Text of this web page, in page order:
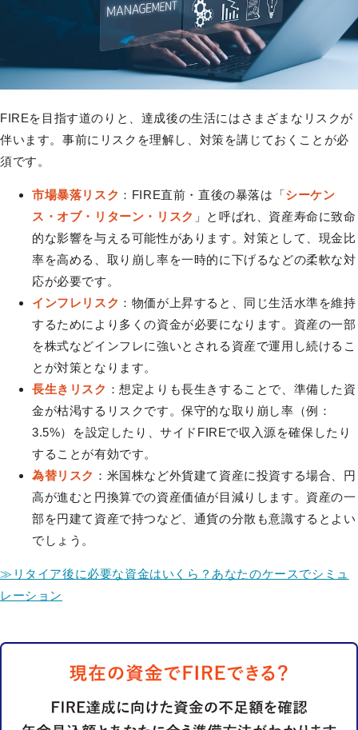
FIREを目指す道のりと、達成後の生活にはさまざまなリスクが
伴います。事前にリスクを理解し、対策を講じておくことが必
須です。
市場暴落リスク ：FIRE直前・直後の暴落は「シーケン
ス・オブ・リターン・リスク 」と呼ばれ、資産寿命に致命
的な影響を与える可能性があります。対策として、現金比
率を高める、取り崩し率を一時的に下げるなどの柔軟な対
応が必要です。
インフレリスク ：物価が上昇すると、同じ生活水準を維持
するためにより多くの資金が必要になります。資産の一部
を株式などインフレに強いとされる資産で運用し続けるこ
とが対策となります。
長生きリスク ：想定よりも長生きすることで、準備した資
金が枯渇するリスクです。保守的な取り崩し率（例：
3.5%）を設定したり、サイドFIREで収入源を確保したり
することが有効です。
為替リスク ：米国株など外貨建て資産に投資する場合、円
高が進むと円換算での資産価値が目減りします。資産の一
部を円建て資産で持つなど、通貨の分散も意識するとよい
でしょう。
≫リタイア後に必要な資金はいくら？あなたのケースでシミュ
レーション